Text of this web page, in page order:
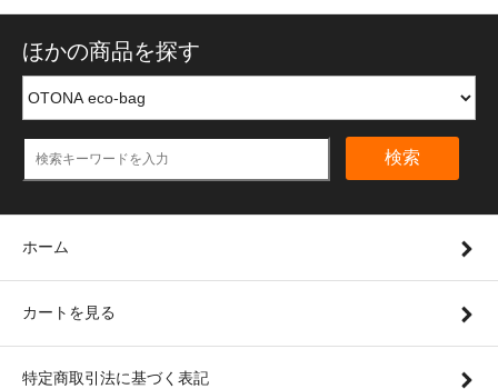
ほかの商品を探す
検索
ホーム
カートを見る
特定商取引法に基づく表記